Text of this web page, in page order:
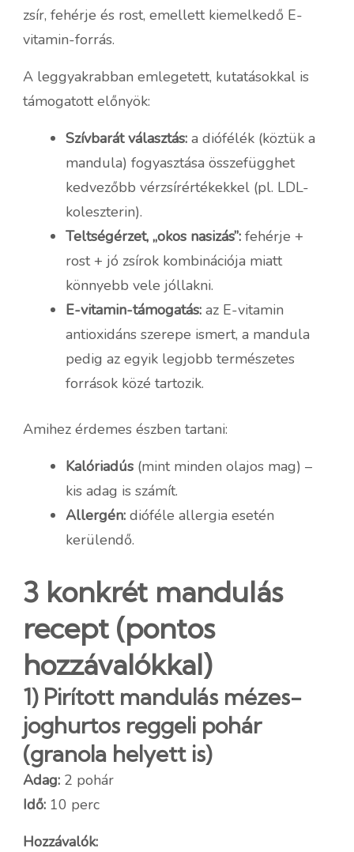
zsír, fehérje és rost, emellett kiemelkedő E-
vitamin-forrás.
A leggyakrabban emlegetett, kutatásokkal is
támogatott előnyök:
Szívbarát választás: a diófélék (köztük a
mandula) fogyasztása összefügghet
kedvezőbb vérzsírértékekkel (pl. LDL-
koleszterin).
Teltségérzet, „okos nasizás”: fehérje +
rost + jó zsírok kombinációja miatt
könnyebb vele jóllakni.
E-vitamin-támogatás: az E-vitamin
antioxidáns szerepe ismert, a mandula
pedig az egyik legjobb természetes
források közé tartozik.
Amihez érdemes észben tartani:
Kalóriadús (mint minden olajos mag) –
kis adag is számít.
Allergén: dióféle allergia esetén
kerülendő.
3 konkrét mandulás
recept (pontos
hozzávalókkal)
1) Pirított mandulás mézes-
joghurtos reggeli pohár
(granola helyett is)
Adag: 2 pohár
Idő: 10 perc
Hozzávalók: